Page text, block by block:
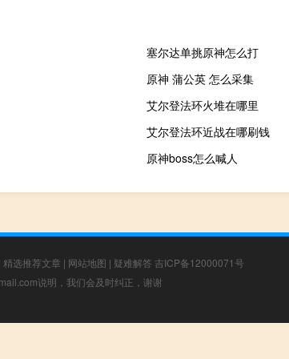
塞尔达单挑原神怎么打
原神 蒲公英 怎么采集
艾尔登法环火堆在哪里
艾尔登法环近战在哪刷钱
原神boss怎么喊人
精选推荐文章 | 网站地图 | 疑难解答 吉ICP备12000071号
说明，我们会及时纠正，谢谢